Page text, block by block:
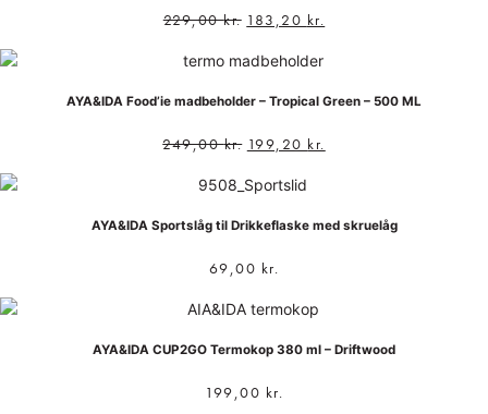
229,00kr. 183,20 kr.
AYA&IDA Food’ie madbeholder – Tropical Green – 500 ML
249,00kr. 199,20 kr.
AYA&IDA Sportslåg til Drikkeflaske med skruelåg
69,00 kr.
AYA&IDA CUP2GO Termokop 380 ml – Driftwood
199,00 kr.